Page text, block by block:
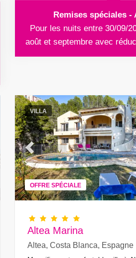
Remises spéciales -
Pour les nuits entre 30/09/
août et septembre avec
VILLA
OFFRE SPÉCIALE
Previous
Altea Marina
Altea, Costa Blanca, Espagne